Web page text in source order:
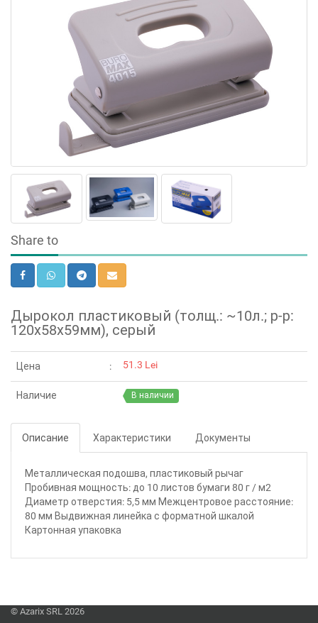
Share to
Дырокол пластиковый (толщ.: ~10л.; р-р:
120х58х59мм), серый
Цена 51.3 Lei
Наличие В наличии
Описание Характеристики Документы
Металлическая подошва, пластиковый рычаг
Пробивная мощность: до 10 листов бумаги 80 г / м2
Диаметр отверстия: 5,5 мм Межцентровое расстояние:
80 мм Выдвижная линейка с форматной шкалой
Картонная упаковка
© Azarix SRL 2026